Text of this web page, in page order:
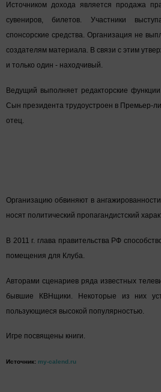
Источником дохода является продажа
сувениров, билетов. Участники
спонсорские средства. Организация не
создателям материала. В связи с этим
и только один - находчивый.
Ведущий выполняет редакторские
Сын президента трудоустроен в Премьер-
отец.
Организацию обвиняют в
носят политический пропагандистский
В 2011 г. глава правительства РФ
помещения для Клуба.
Авторами сценариев ряда известных
бывшие КВНщики. Некоторые из них
пользующиеся высокой популярностью.
Игре посвящены книги.
Источник: my-calend.ru